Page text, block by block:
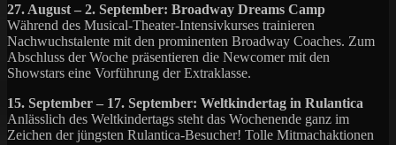
27. August – 2. September: Broadway Dreams Camp
Während des Musical-Theater-Intensivkurses trainieren
Nachwuchstalente mit den prominenten Broadway Coaches. Zum
Abschluss der Woche präsentieren die Newcomer mit den
Showstars eine Vorführung der Extraklasse.
15. September – 17. September: Weltkindertag in Rulantica
Anlässlich des Weltkindertags steht das Wochenende ganz im
Zeichen der jüngsten Rulantica-Besucher! Tolle Mitmachaktionen